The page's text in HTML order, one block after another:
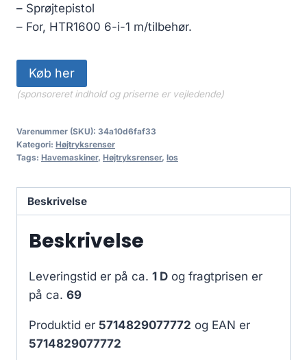
– Sprøjtepistol
– For, HTR1600 6-i-1 m/tilbehør.
Køb her
(sponsoreret indhold og priserne er vejledende)
Varenummer (SKU): 34a10d6faf33
Kategori: Højtryksrenser
Tags: Havemaskiner, Højtryksrenser, los
Beskrivelse
Beskrivelse
Leveringstid er på ca. 1 D og fragtprisen er
på ca. 69
Produktid er 5714829077772 og EAN er
5714829077772